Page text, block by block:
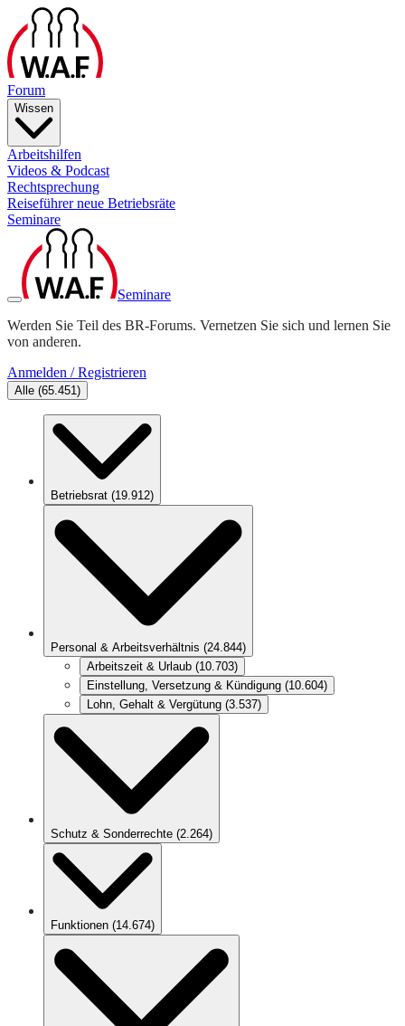
Forum
Wissen
Arbeitshilfen
Videos & Podcast
Rechtsprechung
Reiseführer neue Betriebsräte
Seminare
Seminare
Werden Sie Teil des BR-Forums. Vernetzen Sie sich und lernen Sie
von anderen.
Anmelden / Registrieren
Alle (65.451)
Betriebsrat (19.912)
Personal & Arbeitsverhältnis (24.844)
Arbeitszeit & Urlaub (10.703)
Einstellung, Versetzung & Kündigung (10.604)
Lohn, Gehalt & Vergütung (3.537)
Schutz & Sonderrechte (2.264)
Funktionen (14.674)